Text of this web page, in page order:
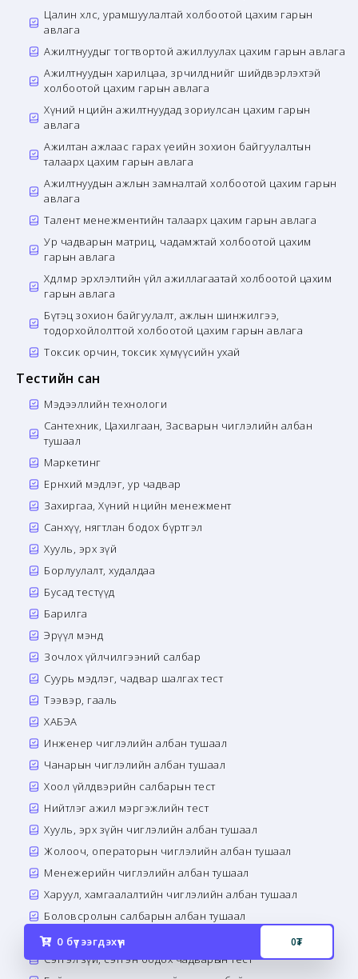
Цалин хөлс, урамшуулалтай холбоотой цахим гарын
авлага
Ажилтнуудыг тогтвортой ажиллуулах цахим гарын авлага
Ажилтнуудын харилцаа, зөрчилдөөнийг шийдвэрлэхтэй
холбоотой цахим гарын авлага
Хүний нөөцийн ажилтнуудад зориулсан цахим гарын
авлага
Ажилтан ажлаас гарах үеийн зохион байгуулалтын
талаарх цахим гарын авлага
Ажилтнуудын ажлын замналтай холбоотой цахим гарын
авлага
Талент менежментийн талаарх цахим гарын авлага
Ур чадварын матриц, чадамжтай холбоотой цахим
гарын авлага
Хөдөлмөр эрхлэлтийн үйл ажиллагаатай холбоотой цахим
гарын авлага
Бүтэц зохион байгуулалт, ажлын шинжилгээ,
тодорхойлолттой холбоотой цахим гарын авлага
Токсик орчин, токсик хүмүүсийн ухай
Тестийн сан
Мэдээллийн технологи
Сантехник, Цахилгаан, Засварын чиглэлийн албан
тушаал
Маркетинг
Ерөнхий мэдлэг, ур чадвар
Захиргаа, Хүний нөөцийн менежмент
Санхүү, нягтлан бодох бүртгэл
Хууль, эрх зүй
Борлуулалт, худалдаа
Бусад тестүүд
Барилга
Эрүүл мэнд
Зочлох үйлчилгээний салбар
Суурь мэдлэг, чадвар шалгах тест
Тээвэр, гааль
ХАБЭА
Инженер чиглэлийн албан тушаал
Чанарын чиглэлийн албан тушаал
Хоол үйлдвэрийн салбарын тест
Нийтлэг ажил мэргэжлийн тест
Хууль, эрх зүйн чиглэлийн албан тушаал
Жолооч, операторын чиглэлийн албан тушаал
Менежерийн чиглэлийн албан тушаал
Харуул, хамгаалалтийн чиглэлийн албан тушаал
Боловсролын салбарын албан тушаал
Банк санхүүгийн салбарын албан тушаал
Сэтгэл зүй, сэтгэн бодох чадварын тест
0 бүтээгдэхүүн 0₮